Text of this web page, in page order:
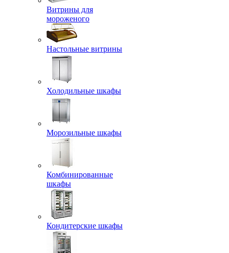
Витрины для
мороженого
Настольные витрины
Холодильные шкафы
Морозильные шкафы
Комбинированные
шкафы
Кондитерские шкафы